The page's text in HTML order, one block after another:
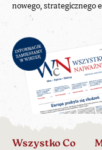
nowego, strategicznego
Wszystko Co